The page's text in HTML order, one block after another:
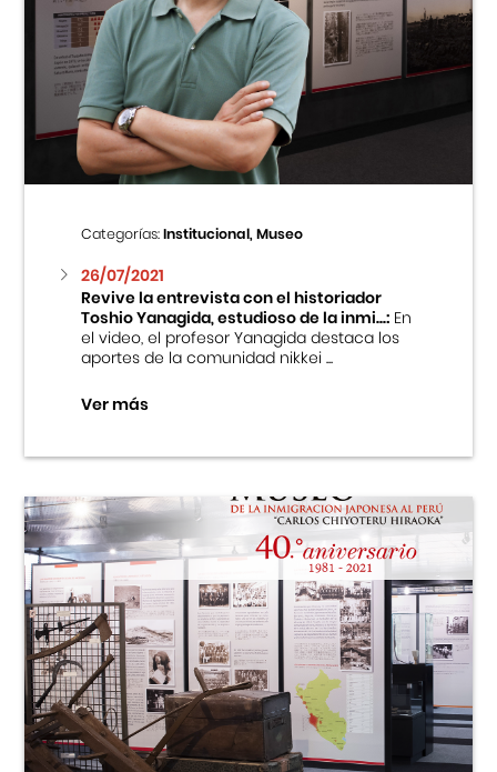
Categorías:Institucional, Museo
26/07/2021
Revive la entrevista con el historiador
Toshio Yanagida, estudioso de la inmi...:En
el video, el profesor Yanagida destaca los
aportes de la comunidad nikkei ...
Ver más